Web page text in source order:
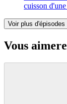
cuisson
Voir plus d'épisodes
Vous